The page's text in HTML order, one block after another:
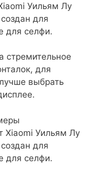
Уильям Лу
для
для селфи.
стремительное
для
выбрать